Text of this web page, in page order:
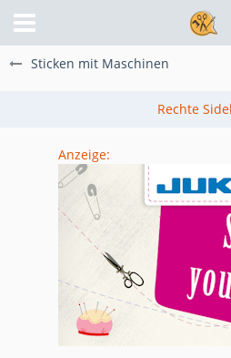
Sticken mit Maschinen
Anzeige: